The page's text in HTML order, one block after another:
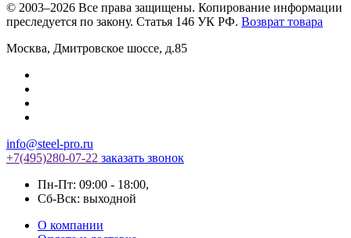
© 2003–2026 Все права защищены. Копирование информации
преследуется по закону. Статья 146 УК РФ. Возврат товара
Москва, Дмитровское шоссе, д.85
info@steel-pro.ru
+7(495)280-07-22 заказать звонок
Пн-Пт: 09:00 - 18:00,
Cб-Вск: выходной
О компании